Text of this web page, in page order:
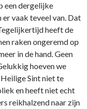
een dergelijke
vaak teveel van. Dat
heeft de
raken ongeremd op
in de hand. Geen
hoeven we
Sint niet te
en heeft niet echt
reikhalzend naar zijn